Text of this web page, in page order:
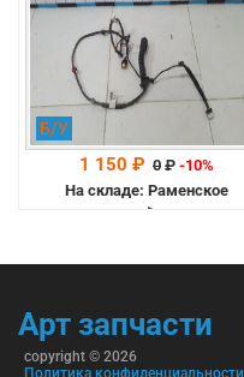
Б/У
1 150 ₽ 0 ₽ -10%
На складе: Раменское
-->
Арт запчасти
copyright © 2026
Политика конфиденциальности